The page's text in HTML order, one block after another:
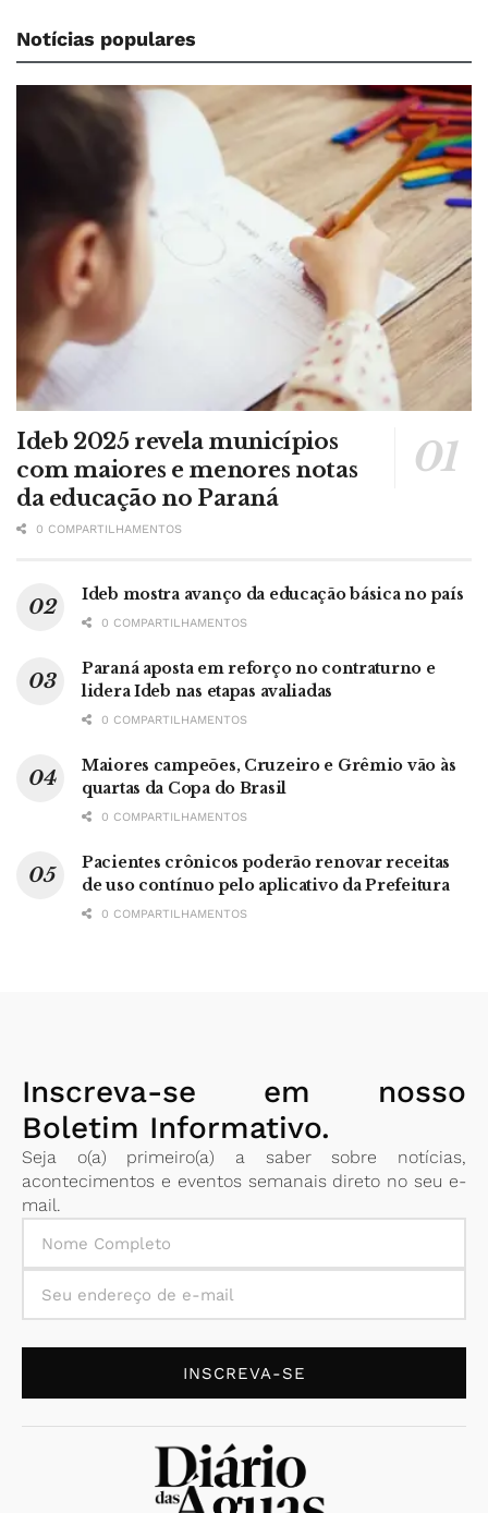
Notícias populares
Ideb 2025 revela municípios
com maiores e menores notas
da educação no Paraná
0 COMPARTILHAMENTOS
Ideb mostra avanço da educação básica no país
0 COMPARTILHAMENTOS
Paraná aposta em reforço no contraturno e
lidera Ideb nas etapas avaliadas
0 COMPARTILHAMENTOS
Maiores campeões, Cruzeiro e Grêmio vão às
quartas da Copa do Brasil
0 COMPARTILHAMENTOS
Pacientes crônicos poderão renovar receitas
de uso contínuo pelo aplicativo da Prefeitura
0 COMPARTILHAMENTOS
Inscreva-se em nosso
Boletim Informativo.
Seja o(a) primeiro(a) a saber sobre notícias,
acontecimentos e eventos semanais direto no seu e-
mail.
INSCREVA-SE